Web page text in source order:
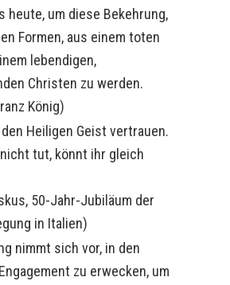
heute, um diese Bekehrung,
Formen, aus einem toten
lebendigen,
Christen zu werden.
König)
Heiligen Geist vertrauen.
tut, könnt ihr gleich
50-Jahr-Jubiläum der
in Italien)
nimmt sich vor, in den
zu erwecken, um